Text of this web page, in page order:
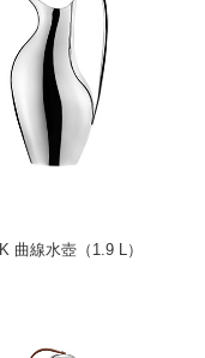
曲線水壺（1.9 L）